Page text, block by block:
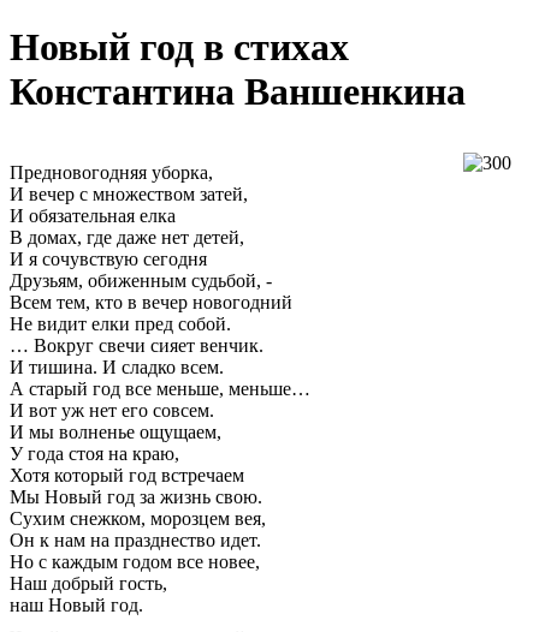
Новый год в стихах
Константина Ваншенкина
Предновогодняя уборка,
И вечер с множеством затей,
И обязательная елка
В домах, где даже нет детей,
И я сочувствую сегодня
Друзьям, обиженным судьбой, -
Всем тем, кто в вечер новогодний
Не видит елки пред собой.
… Вокруг свечи сияет венчик.
И тишина. И сладко всем.
А старый год все меньше, меньше…
И вот уж нет его совсем.
И мы волненье ощущаем,
У года стоя на краю,
Хотя который год встречаем
Мы Новый год за жизнь свою.
Сухим снежком, морозцем вея,
Он к нам на празднество идет.
Но с каждым годом все новее,
Наш добрый гость,
наш Новый год.